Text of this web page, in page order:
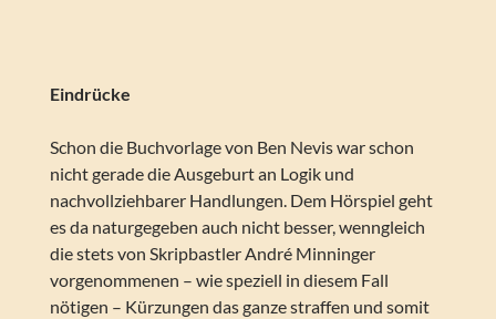
Eindrücke
Schon die Buchvorlage von Ben Nevis war schon
nicht gerade die Ausgeburt an Logik und
nachvollziehbarer Handlungen. Dem Hörspiel geht
es da naturgegeben auch nicht besser, wenngleich
die stets von Skripbastler André Minninger
vorgenommenen – wie speziell in diesem Fall
nötigen – Kürzungen das ganze straffen und somit